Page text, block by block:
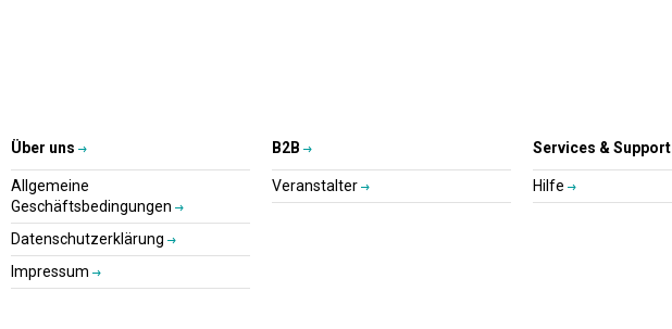
Über uns
Allgemeine
Geschäftsbedingungen
Datenschutzerklärung
Impressum
B2B
Veranstalter
Services & Support
Hilfe